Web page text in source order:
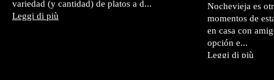
variedad (y cantidad) de platos a d...
Leggi di più
Nochevieja es
momentos de
en casa con
opción e...
Leggi di più